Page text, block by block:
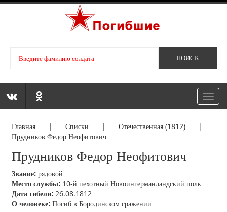
Главная |Списки | Отечественная (1812)|
Прудников Федор Неофитович
Прудников Федор Неофитович
Звание: рядовой
Место службы: 10-й пехотный Новоингерманландский полк
Дата гибели: 26.08.1812
О человеке: Погиб в Бородинском сражении